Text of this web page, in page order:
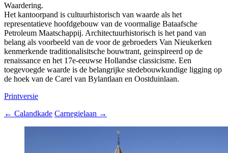
Waardering.
Het kantoorpand is cultuurhistorisch van waarde als het
representatieve hoofdgebouw van de voormalige Bataafsche
Petroleum Maatschappij. Architectuurhistorisch is het pand van
belang als voorbeeld van de voor de gebroeders Van Nieukerken
kenmerkende traditionalisitsche bouwtrant, geinspireerd op de
renaissance en het 17e-eeuwse Hollandse classicisme. Een
toegevoegde waarde is de belangrijke stedebouwkundige ligging op
de hoek van de Carel van Bylantlaan en Oostduinlaan.
Printversie
← Calandkade Carnegielaan →